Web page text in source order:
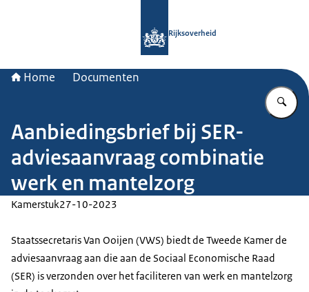
Rijksoverheid
Home Documenten
Aanbiedingsbrief bij SER-
adviesaanvraag combinatie
werk en mantelzorg
Kamerstuk27-10-2023
Staatssecretaris Van Ooijen (VWS) biedt de Tweede Kamer de
adviesaanvraag aan die aan de Sociaal Economische Raad
(SER) is verzonden over het faciliteren van werk en mantelzorg